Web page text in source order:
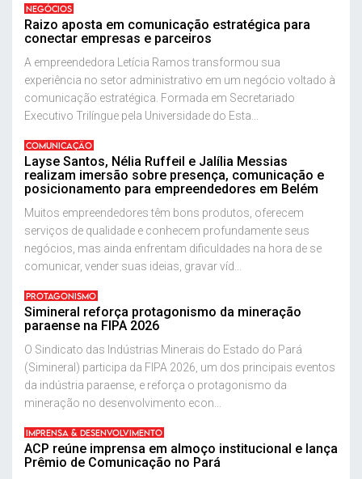
NEGÓCIOS
Raizo aposta em comunicação estratégica para
conectar empresas e parceiros
A empreendedora Letícia Ramos transformou sua
experiência no setor administrativo em um negócio voltado à
comunicação estratégica. Formada em Secretariado
Executivo Trilíngue pela Universidade do Esta...
COMUNICAÇÃO
Layse Santos, Nélia Ruffeil e Jalília Messias
realizam imersão sobre presença, comunicação e
posicionamento para empreendedores em Belém
Muitos empreendedores têm bons produtos, oferecem
serviços de qualidade e conhecem profundamente seus
negócios, mas ainda enfrentam dificuldades na hora de se
comunicar, vender suas ideias, gravar víd...
PROTAGONISMO
Simineral reforça protagonismo da mineração
paraense na FIPA 2026
O Sindicato das Indústrias Minerais do Estado do Pará
(Simineral) participa da FIPA 2026, um dos principais eventos
da indústria paraense, e reforça o protagonismo da
mineração no desenvolvimento econ...
IMPRENSA & DESENVOLVIMENTO
ACP reúne imprensa em almoço institucional e lança
Prêmio de Comunicação no Pará